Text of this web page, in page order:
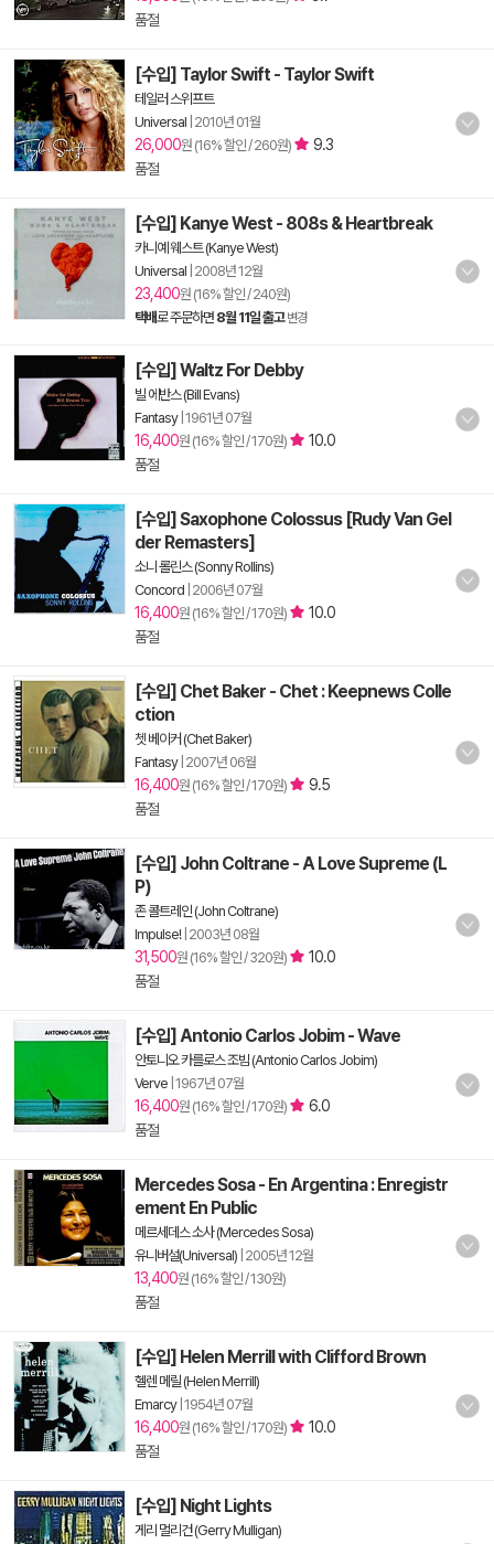
품절
[수입] Taylor Swift - Taylor Swift
테일러 스위프트
Universal 2010년 01월
26,000원 (16% 할인 / 260원)
9.3
품절
[수입] Kanye West - 808s & Heartbreak
카니예 웨스트 (Kanye West)
Universal 2008년 12월
23,400원 (16% 할인 / 240원)
택배로 주문하면 8월 11일 출고 변경
[수입] Waltz For Debby
빌 에반스 (Bill Evans)
Fantasy| 1961년 07월
16,400원 (16% 할인 / 170원)
10.0
품절
[수입] Saxophone Colossus [Rudy Van Gel
der Remasters]
소니 롤린스 (Sonny Rollins)
Concord 2006년 07월
16,400원 (16% 할인 / 170원)
10.0
품절
[수입] Chet Baker - Chet : Keepnews Colle
ction
쳇 베이커 (Chet Baker)
Fantasy| 2007년 06월
16,400원 (16% 할인 / 170원)
9.5
품절
[수입] John Coltrane - A Love Supreme (L
P)
존 콜트레인 (John Coltrane)
Impulse!| 2003년 08월
31,500원 (16% 할인 / 320원)
10.0
품절
[수입] Antonio Carlos Jobim - Wave
안토니오 카를로스 조빔 (Antonio Carlos Jobim)
Verve 1967년 07월
16,400원 (16% 할인 / 170원)
6.0
품절
Mercedes Sosa - En Argentina : Enregistr
ement En Public
메르세데스 소사 (Mercedes Sosa)
유니버설(Universal) 2005년 12월
13,400원 (16% 할인 / 130원)
품절
[수입] Helen Merrill with Clifford Brown
헬렌 메릴 (Helen Merrill)
Emarcy| 1954년 07월
16,400원 (16% 할인 / 170원)
10.0
품절
[수입] Night Lights
게리 멀리건 (Gerry Mulligan)